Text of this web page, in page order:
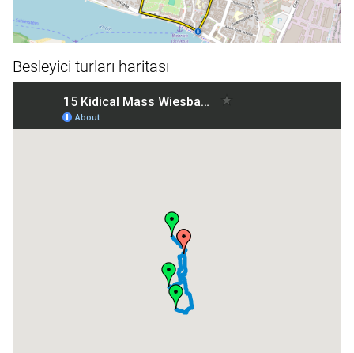
Besleyici turları haritası